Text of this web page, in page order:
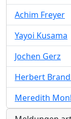
Achim Freyer
Yayoi Kusama
Jochen Gerz
Herbert
Meredith